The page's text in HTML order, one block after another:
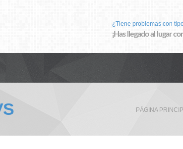
¿Tiene problemas con
¡Has llegado al lugar
PÁGINA